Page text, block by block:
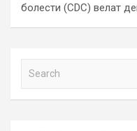
болести (CDC) велат